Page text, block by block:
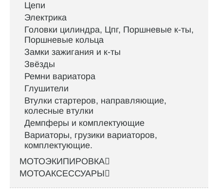
Цепи
Электрика
Головки цилиндра, Цпг, Поршневые к-ты,
Поршневые кольца
Замки зажигания и к-ты
Звёзды
Ремни вариатора
Глушители
Втулки стартеров, направляющие,
колесные втулки
Демпферы и комплектующие
Вариаторы, грузики вариаторов,
комплектующие.
МОТОЭКИПИРОВКА
МОТОАКСЕССУАРЫ